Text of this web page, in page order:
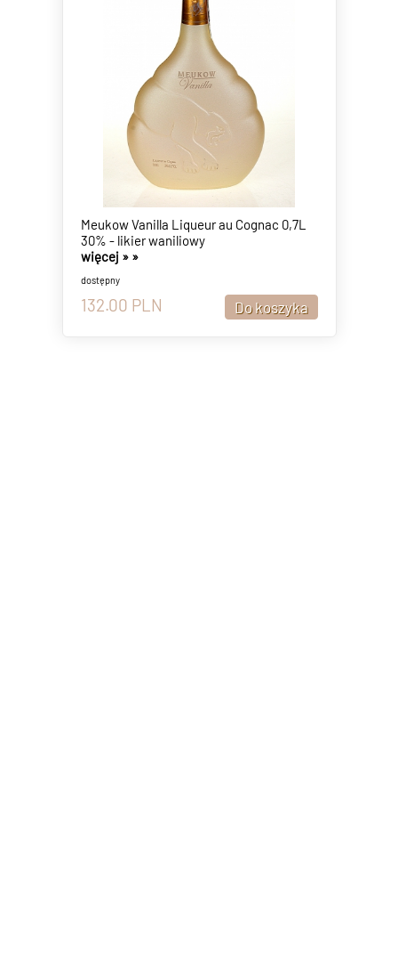
Meukow Vanilla Liqueur au Cognac 0,7L
30% - likier waniliowy
więcej » »
dostępny
132.00 PLN